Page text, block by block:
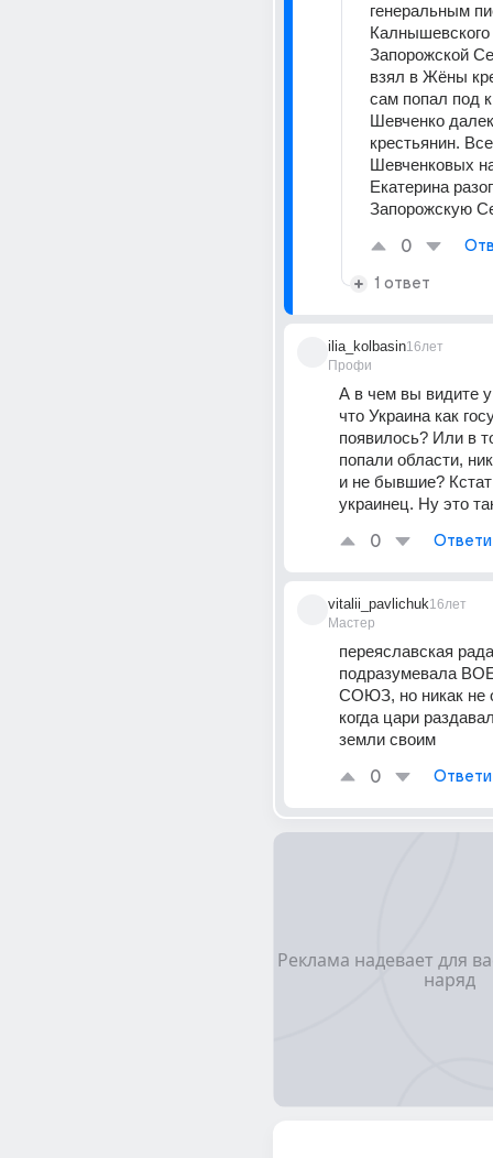
генеральным
Калнышевского
Запорожской
взял в Жёны
сам попал под
Шевченко
крестьянин.
Шевченковых
Екатерина
Запорожскую
0
1 ответ
ilia_kolbasin
Профи
16лет
А в чем вы видите
что Украина как
появилось? Или в
попали области,
и не бывшие?
украинец. Ну это
0
vitalii_pavlichuk
Мастер
16лет
переяславская рада
подразумевала
СОЮЗ, но никак не
когда цари
земли своим
0